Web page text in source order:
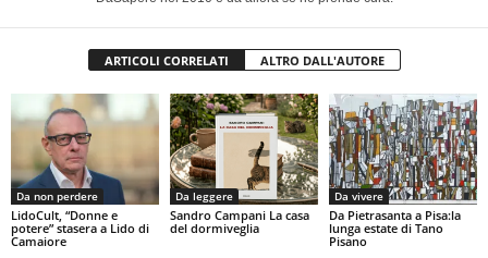
ARTICOLI CORRELATI ALTRO DALL'AUTORE
Da non perdere
LidoCult, “Donne e
potere” stasera a Lido di
Camaiore
Da leggere
Sandro Campani La casa
del dormiveglia
Da vivere
Da Pietrasanta a Pisa:la
lunga estate di Tano
Pisano